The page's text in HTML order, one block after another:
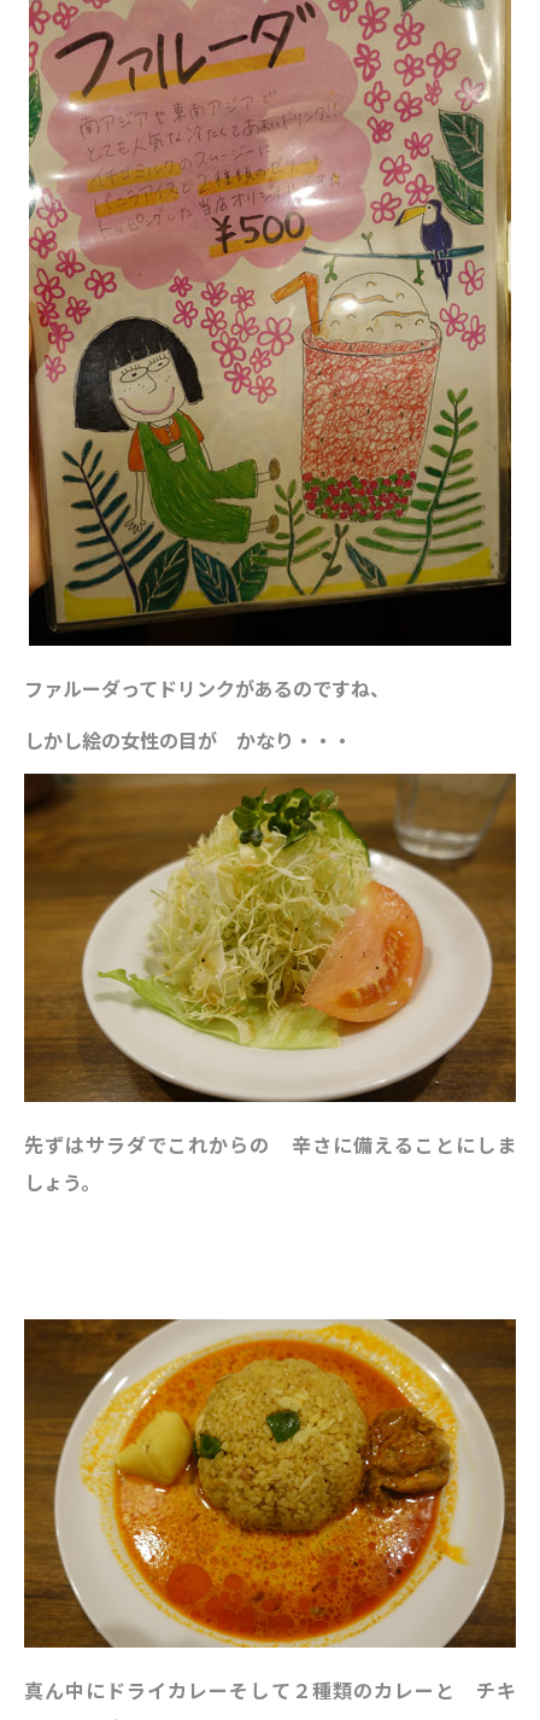
ファルーダってドリンクがあるのですね、
しかし絵の女性の目が かなり・・・
先ずはサラダでこれからの 辛さに備えることにしま
しょう。
真ん中にドライカレーそして２種類のカレーと チキ